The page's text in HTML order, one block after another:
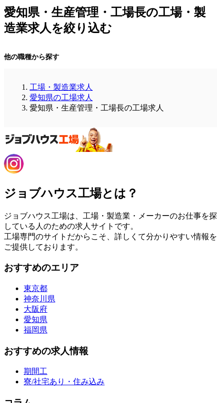
愛知県・生産管理・工場長の工場・製
造業求人を絞り込む
他の職種から探す
工場・製造業求人
愛知県の工場求人
愛知県・生産管理・工場長の工場求人
ジョブハウス工場とは？
ジョブハウス工場は、工場・製造業・メーカーのお仕事を探
している人のための求人サイトです。
工場専門のサイトだからこそ、詳しくて分かりやすい情報を
ご提供しております。
おすすめのエリア
東京都
神奈川県
大阪府
愛知県
福岡県
おすすめの求人情報
期間工
寮/社宅あり・住み込み